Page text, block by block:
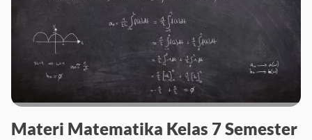
Materi Matematika Kelas 7 Semester